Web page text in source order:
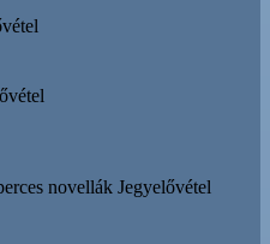
novellák Jegyelővétel